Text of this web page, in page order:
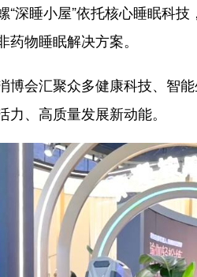
睡小屋”依托核心睡眠科技
物睡眠解决方案。
会汇聚众多健康科技、智能
力、高质量发展新动能。